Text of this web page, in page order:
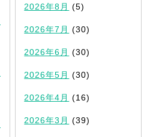
2026年8月 (5)
2026年7月 (30)
2026年6月 (30)
2026年5月 (30)
2026年4月 (16)
2026年3月 (39)